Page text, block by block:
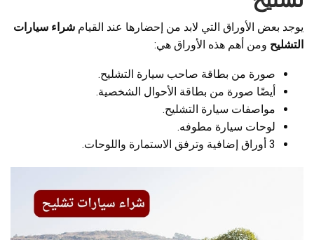
يوجد بعض الأوراق التي لابد من إحضارها عند القيام شراء سيارات
التشليح ومن أهم هذه الأوراق هي:
صورة من بطاقة صاحب سيارة التشليح.
أيضًا صورة من بطاقة الأحوال الشخصية.
مواصفات سيارة التشليح.
لوحات سيارة مطوفه.
3 أوراق إضافية وترفق الاستمارة واللوحات.